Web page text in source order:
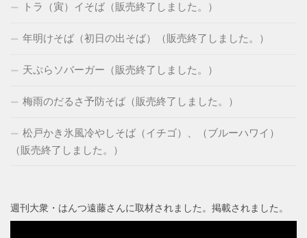
トラ（寅）イそば（販売終了しました。）
年明けそば（初日の出そば）（販売終了しました。）
天ぷらソバーガー（販売終了しました。）
梅雨のだるさ予防そば（販売終了しました。）
松戸かき氷風冷やしそば（イチゴ）、（ブルーハワイ）
（販売終了しました。）
週刊大衆・はんつ遠藤さんに取材されました。掲載されました。